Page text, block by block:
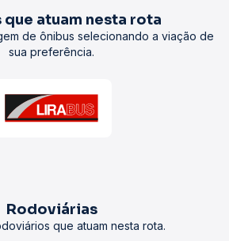
que atuam nesta rota
de ônibus selecionando a viação de
sua preferência.
Rodoviárias
que atuam nesta rota.